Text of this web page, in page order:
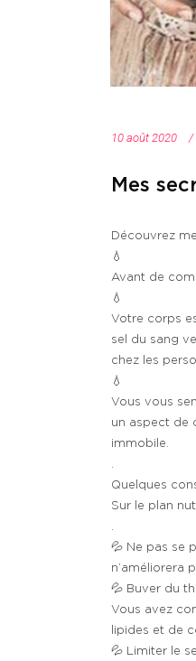
10 août 2020
Mes
Découvrez
💧
Avant de
💧
Votre corps
sel du sang
chez les
💧
Vous vous
un aspect de
immobile.
Quelques
Sur le plan
💦 Ne pas se
n’améliorera
💦 Buver du
Vous avez
lipides et de
💦 Limiter le